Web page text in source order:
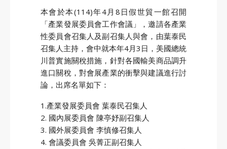
本會於本(114)年4月8日假世貿一館召開
「產業發展委員會工作會議」，邀請各產業
性委員會召集人及副召集人與會，由葉泰民
召集人主持，會中就本年4月3日，美國總統
川普實施關稅措施，針對各國輸美商品調升
進口關稅，對會展產業的衝擊與建議進行討
論，出席名單如下：
1.產業發展委員會 葉泰民召集人
2. 國內展委員會 陳亭妤副召集人
3. 國外展委員會 李慎修召集人
4. 會議委員會 吳菁正副召集人